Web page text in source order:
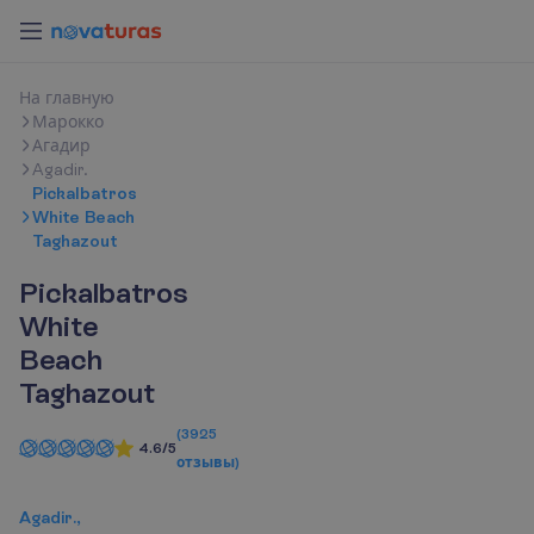
На главную
Марокко
Агадир
Agadir.
Pickalbatros
White Beach
Taghazout
Pickalbatros
White
Beach
Taghazout
4.6/5
(3925
отзывы)
Agadir.,